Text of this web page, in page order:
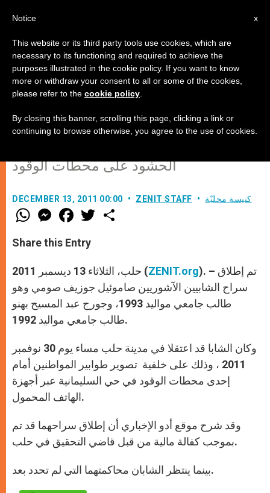
سوريا: إطلاق سراح شابين جامعيين
مسيحيين
الحشود على محطات الوقود
DECEMBER 13, 2011 00:00 ZENIT STAFF كنيسة محليّة
W
h
t
s
p
p
M
e
s
e
e
r
F
a
e
b
o
k
w
r
Share this Entry
حلب، الثلاثاء 13 ديسمبر 2011 (ZENIT.org). – تم إطلاق
سراح الشابيين الآشوريين صاموئيل جوزيف صومي وهو
طالب جامعي مواليد 1993، وجورج عبد المسيح بهنو
طالب جامعي مواليد 1992.
وكان الشابا قد اعتقلا في مدينة حلب مساء يوم 30 نوفمبر
2011 ، وذلك على خلفية تصوير طوابير المواطنين أمام
إحدى محطات الوقود في حي السليمانية عبر أجهزة
الهاتف المحمول.
وقد شرح موقع أدو الإخباري أن إطلاق سراحهما قد تم
بموجب كفالة مالية من قبل قاضي التحقيق في حلب.
بينما ينتظر الشابان محاكمتهما التي لم تحدد بعد.
x
Notice
This website or its third party tools use cookies, which are
necessary to its functioning and required to achieve the
purposes illustrated in the cookie policy. If you want to know
more or withdraw your consent to all or some of the cookies,
please refer to the cookie policy
By closing this banner, scrolling this page, clicking a link or
continuing to browse otherwise, you agree to the use of cookies.